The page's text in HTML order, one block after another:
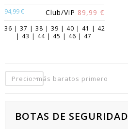
94,99 € Club/ViP 89,99 €
36 | 37 | 38 | 39 | 40 | 41 | 42
| 43 | 44 | 45 | 46 | 47
Precio: más baratos primero
BOTAS DE SEGURIDAD